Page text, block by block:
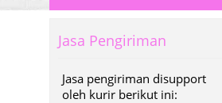
Jasa Pengiriman
Jasa pengiriman disupport
oleh kurir berikut ini: